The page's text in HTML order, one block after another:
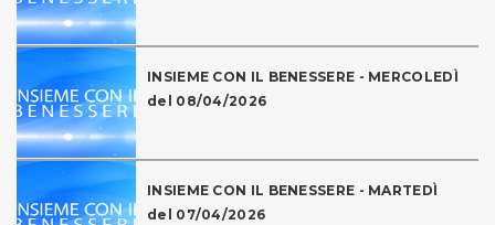
INSIEME CON IL BENESSERE - MERCOLEDÌ
del 08/04/2026
INSIEME CON IL BENESSERE - MARTEDÌ
del 07/04/2026